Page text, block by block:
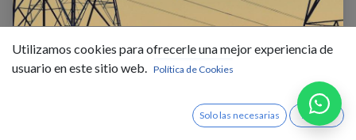
$3,14 IVA Incluido
Existencias : 242.0
Utilizamos cookies para ofrecerle una mejor experiencia de
usuario en este sitio web. Política de Cookies
Solo las necesarias Acepto